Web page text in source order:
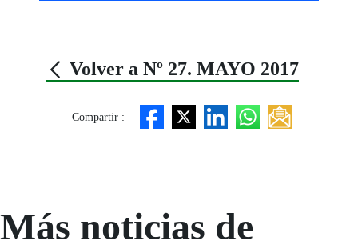
Volver a Nº 27. MAYO 2017
Compartir :
Más noticias de